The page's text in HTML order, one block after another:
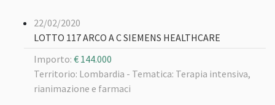
22/02/2020
LOTTO 117 ARCO A C SIEMENS HEALTHCARE
Importo: € 144.000
Territorio: Lombardia - Tematica: Terapia intensiva,
rianimazione e farmaci